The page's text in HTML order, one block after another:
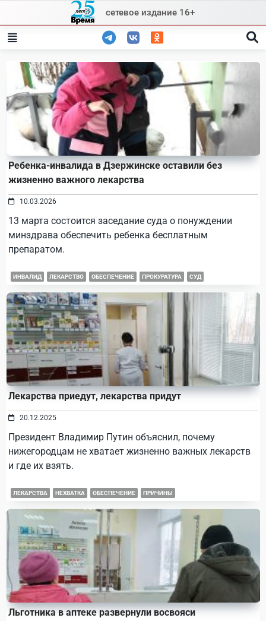
content
сетевое издание 16+
Ребенка-инвалида в Дзержинске оставили без
жизненно важного лекарства
10.03.2026
13 марта состоится заседание суда о понуждении
минздрава обеспечить ребенка бесплатным
препаратом.
ИНВАЛИД ЛЕКАРСТВО ОБЕСПЕЧЕНИЕ ПРОКУРАТУРА СУД
Лекарства приедут, лекарства придут
20.12.2025
Президент Владимир Путин объяснил, почему
нижегородцам не хватает жизненно важных лекарств
и где их взять.
ЛЕКАРСТВА НЕХВАТКА ОБЕСПЕЧЕНИЕ ПРИЧИНЫ
Льготника в аптеке развернули восвояси